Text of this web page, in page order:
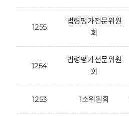
1255
법령평가전문위원
회
1254
법령평가전문위원
회
1253 1소위원회